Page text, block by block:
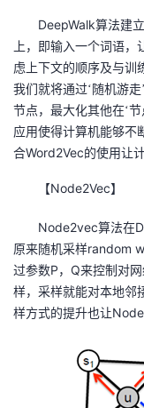
DeepWalk算法建
上，即输入一个词语
虑上下文的顺序及与训
我们就将通过‘随机游
节点，最大化其他在‘
应用使得计算机能够不
合Word2Vec的使用让
【Node2Vec】
Node2vec算法在
原来随机采样random
过参数P ， Q来控制对
样，采样就能对本地邻
样方式的提升也让